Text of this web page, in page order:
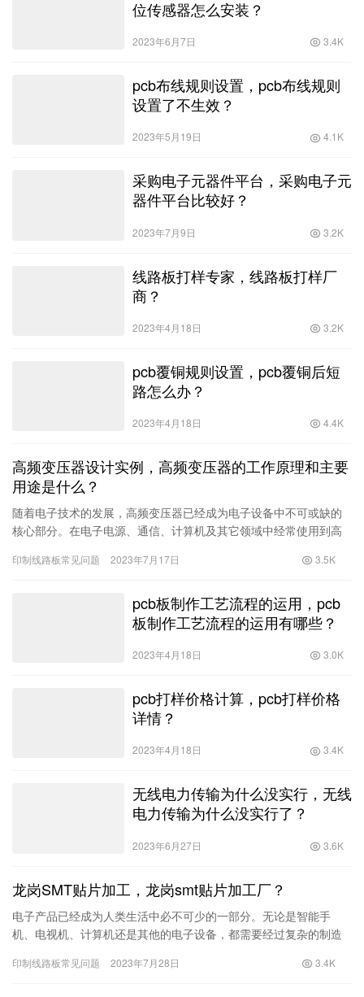
位传感器怎么安装？
2023年6月7日 3.4K
pcb布线规则设置，pcb布线规则
设置了不生效？
2023年5月19日 4.1K
采购电子元器件平台，采购电子元
器件平台比较好？
2023年7月9日 3.2K
线路板打样专家，线路板打样厂
商？
2023年4月18日 3.2K
pcb覆铜规则设置，pcb覆铜后短
路怎么办？
2023年4月18日 4.4K
高频变压器设计实例，高频变压器的工作原理和主要
用途是什么？
随着电子技术的发展，高频变压器已经成为电子设备中不可或缺的
核心部分。在电子电源、通信、计算机及其它领域中经常使用到高
场景。一、高频变压器的工作原理高频变压
印制线路板常见问题 2023年7月17日 3.5K
pcb板制作工艺流程的运用，pcb
板制作工艺流程的运用有哪些？
2023年4月18日 3.0K
pcb打样价格计算，pcb打样价格
详情？
2023年4月18日 3.4K
无线电力传输为什么没实行，无线
电力传输为什么没实行了？
2023年6月27日 3.6K
龙岗SMT贴片加工，龙岗smt贴片加工厂？
电子产品已经成为人类生活中必不可少的一部分。无论是智能手
机、电视机、计算机还是其他的电子设备，都需要经过复杂的制造
事，需要多个步骤和多个工序的组合完成。其中一个重
印制线路板常见问题 2023年7月28日 3.4K